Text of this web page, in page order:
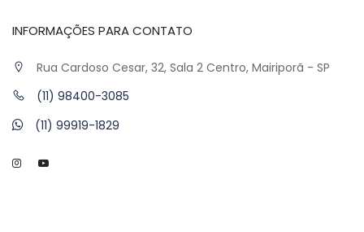
INFORMAÇÕES PARA CONTATO
Rua Cardoso Cesar, 32, Sala 2 Centro, Mairiporã - SP
(11) 98400-3085
(11) 99919-1829